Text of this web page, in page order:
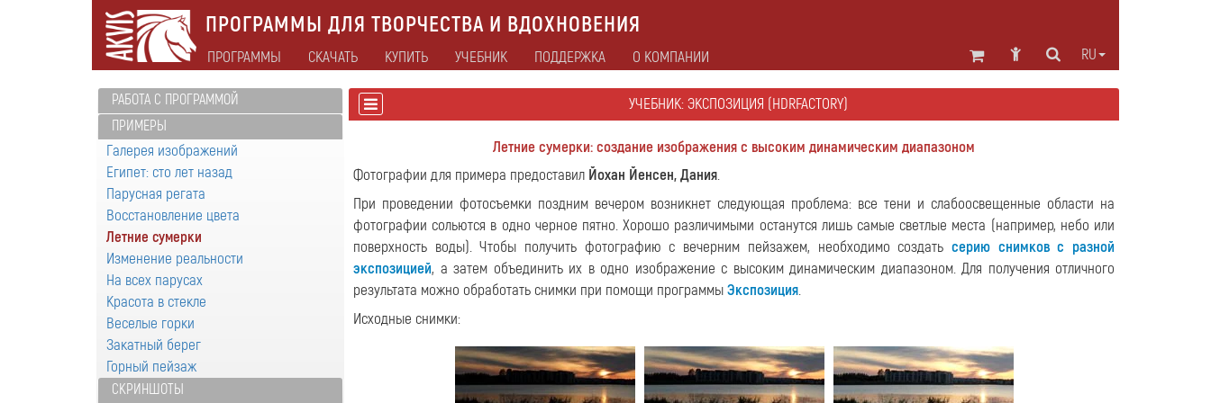
ПРОГРАММЫ ДЛЯ ТВОРЧЕСТВА И ВДОХНОВЕНИЯ
RU
ПРОГРАММЫ СКАЧАТЬ КУПИТЬ УЧЕБНИК ПОДДЕРЖКА О КОМПАНИИ
РАБОТА С ПРОГРАММОЙ
ПРИМЕРЫ
Галерея изображений
Египет: сто лет назад
Парусная регата
Восстановление цвета
Летние сумерки
Изменение реальности
На всех парусах
Красота в стекле
Веселые горки
Закатный берег
Горный пейзаж
СКРИНШОТЫ
УЧЕБНИК: ЭКСПОЗИЦИЯ (HDRFACTORY)
Летние сумерки: создание изображения с высоким динамическим диапазоном
Фотографии для примера предоставил Йохан Йенсен, Дания.
При проведении фотосъемки поздним вечером возникнет следующая проблема: все тени и слабоосвещенные области на
фотографии сольются в одно черное пятно. Хорошо различимыми останутся лишь самые светлые места (например, небо или
поверхность воды). Чтобы получить фотографию с вечерним пейзажем, необходимо создать серию снимков с разной
экспозицией, а затем объединить их в одно изображение с высоким динамическим диапазоном. Для получения отличного
результата можно обработать снимки при помощи программыЭкспозиция.
Исходные снимки: